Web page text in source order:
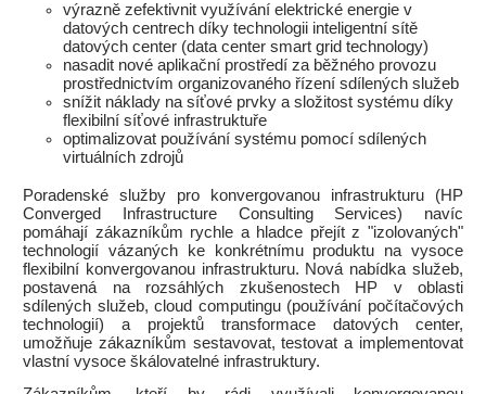
výrazně zefektivnit využívání elektrické energie v
datových centrech díky technologii inteligentní sítě
datových center (data center smart grid technology)
nasadit nové aplikační prostředí za běžného provozu
prostřednictvím organizovaného řízení sdílených služeb
snížit náklady na síťové prvky a složitost systému díky
flexibilní síťové infrastruktuře
optimalizovat používání systému pomocí sdílených
virtuálních zdrojů
Poradenské služby pro konvergovanou infrastrukturu (HP
Converged Infrastructure Consulting Services) navíc
pomáhají zákazníkům rychle a hladce přejít z "izolovaných"
technologií vázaných ke konkrétnímu produktu na vysoce
flexibilní konvergovanou infrastrukturu. Nová nabídka služeb,
postavená na rozsáhlých zkušenostech HP v oblasti
sdílených služeb, cloud computingu (používání počítačových
technologií) a projektů transformace datových center,
umožňuje zákazníkům sestavovat, testovat a implementovat
vlastní vysoce škálovatelné infrastruktury.